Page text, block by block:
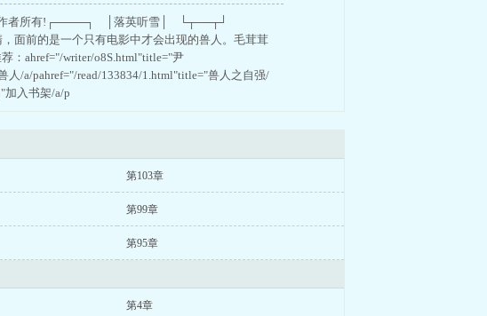
归作者所有!┌────┐ │落英听雪│ └┬──┬┘
面前的是一个只有电影中才会出现的兽人。毛茸茸
：ahref="/writer/o8S.html"title="尹
人/a/pahref="/read/133834/1.html"title="兽人之自强/
加入书架/a/p
第103章
第99章
第95章
第4章